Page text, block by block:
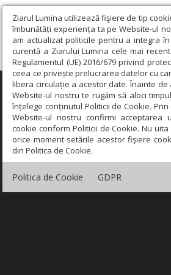
Ziarul Lumina utilizează fişiere de tip
îmbunătăți experiența ta pe Website-ul
am actualizat politicile pentru a integra
curentă a Ziarului Lumina cele mai
Regulamentul (UE) 2016/679 privind
ceea ce privește prelucrarea datelor cu
libera circulație a acestor date. Înainte
Website-ul nostru te rugăm să aloci
înțelege conținutul Politicii de Cookie.
Website-ul nostru confirmi acceptarea
cookie conform Politicii de Cookie. Nu
orice moment setările acestor fişiere
din Politica de Cookie.
Politica de Cookie GDPR